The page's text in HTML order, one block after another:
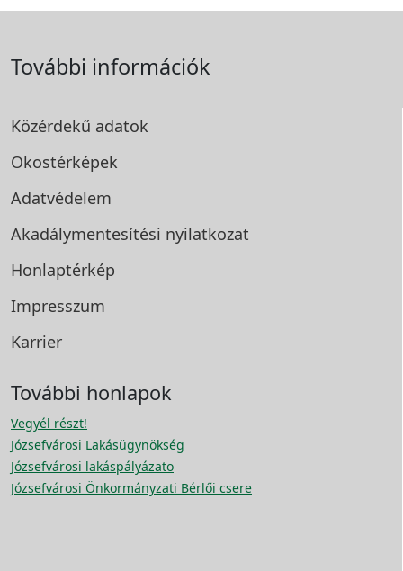
További információk
Közérdekű adatok
Okostérképek
Adatvédelem
Akadálymentesítési nyilatkozat
Honlaptérkép
Impresszum
Karrier
További honlapok
Vegyél részt!
Józsefvárosi Lakásügynökség
Józsefvárosi lakáspályázato
Józsefvárosi Önkormányzati Bérlői csere